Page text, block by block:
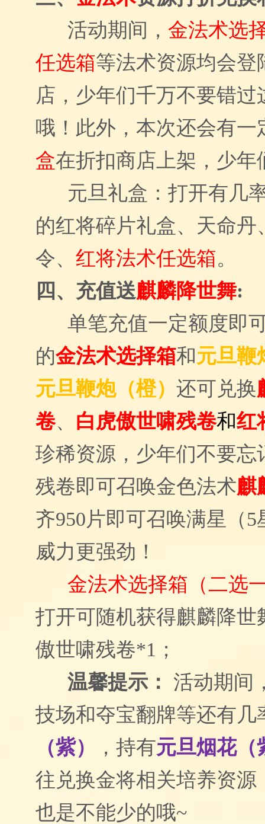
活动期间， 金法术选
任选箱等法术资源均会登
店，少年们千万不要错过
哦！此外，本次还会有一
盒在折扣商店上架，少年
元旦礼盒：打开有几
的红将碎片礼盒、天命丹
令、 红将法术任选箱。
四、充值送麒麟降世舞:
单笔充值一定额度即
的金法术选择箱和元旦鞭
元旦鞭炮（橙） 还可兑换
卷、 白虎傲世啸残卷和红
珍稀资源，少年们不要忘
残卷即可召唤金色法术麒
齐950片即可召唤满星（
威力更强劲！
金法术选择箱（二选
打开可随机获得麒麟降世
傲世啸残卷*1；
温馨提示：
活动期间
技场和夺宝翻牌等还有几
（紫）
，持有元旦烟花（
往兑换金将相关培养资源
也是不能少的哦~